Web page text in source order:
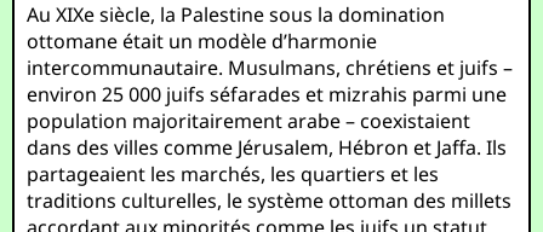
Au XIXe siècle, la Palestine sous la domination
ottomane était un modèle d’harmonie
intercommunautaire. Musulmans, chrétiens et juifs –
environ 25 000 juifs séfarades et mizrahis parmi une
population majoritairement arabe – coexistaient
dans des villes comme Jérusalem, Hébron et Jaffa. Ils
partageaient les marchés, les quartiers et les
traditions culturelles, le système ottoman des millets